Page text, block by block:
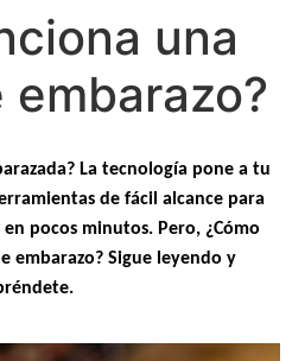
una
La tecnología pone a tu
de fácil alcance para
pocos minutos. Pero, ¿Cómo
embarazo? Sigue leyendo y